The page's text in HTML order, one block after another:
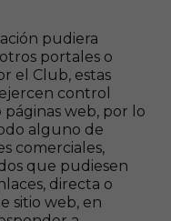
pudiera
portales o
el Club, estas
control
web, por lo
alguno de
comerciales,
que pudiesen
directa o
sitio web, en